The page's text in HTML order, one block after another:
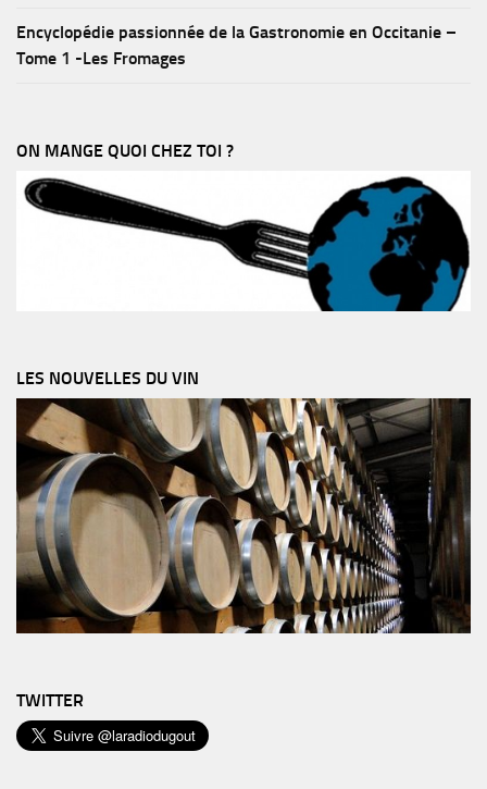
Encyclopédie passionnée de la Gastronomie en Occitanie –
Tome 1 -Les Fromages
ON MANGE QUOI CHEZ TOI ?
LES NOUVELLES DU VIN
TWITTER